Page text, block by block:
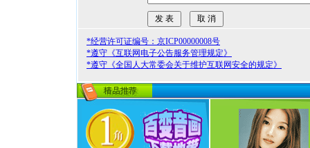
*经营许可证编号：京ICP00000008号
*遵守《互联网电子公告服务管理规定》
*遵守《全国人大常委会关于维护互联网安全的规定》